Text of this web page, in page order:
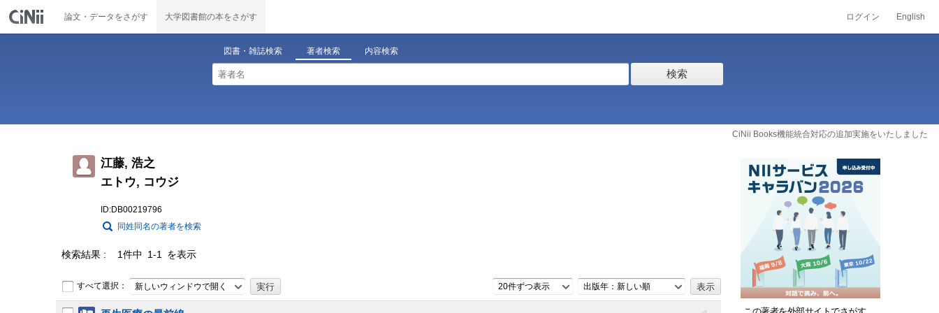
論文・データをさがす 大学図書館の本をさがす ログイン English
図書・雑誌検索 著者検索 内容検索
検索
CiNii Books機能統合対応の追加実施をいたしました
江藤, 浩之
エトウ, コウジ
ID:DB00219796
同姓同名の著者を検索
検索結果 1件中 1-1 を表示
すべて選択： 新しいウィンドウで開く 20件ずつ表示 出版年：新しい順